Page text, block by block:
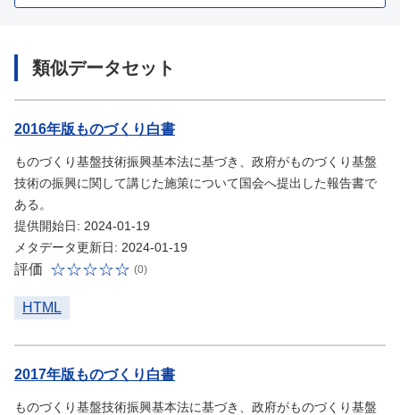
類似データセット
2016年版ものづくり白書
ものづくり基盤技術振興基本法に基づき、政府がものづくり基盤
技術の振興に関して講じた施策について国会へ提出した報告書で
ある。
提供開始日: 2024-01-19
メタデータ更新日: 2024-01-19
評価 (0)
HTML
2017年版ものづくり白書
ものづくり基盤技術振興基本法に基づき、政府がものづくり基盤